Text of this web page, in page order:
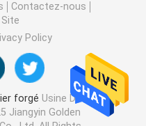
Contactez-nous
Policy
forgé Usine De
Jiangyin Golden